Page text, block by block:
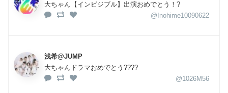
大ちゃん【インビジブル】出演おめでとう！?
@Inohime10090622
浅希@JUMP
大ちゃんドラマおめでとう????
@1026M56